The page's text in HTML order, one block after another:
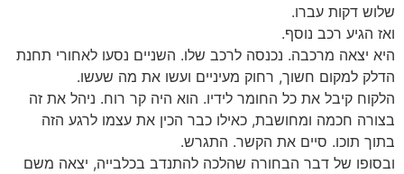
שלוש דקות עברו.
ואז הגיע רכב נוסף.
היא יצאה מרכבה. נכנסה לרכב שלו. השניים נסעו לאחורי תחנת
הדלק למקום חשוך, רחוק מעיניים ועשו את מה שעשו.
הלקוח קיבל את כל החומר לידיו. הוא היה קר רוח. ניהל את זה
בצורה חכמה ומחושבת, כאילו כבר הכין את עצמו לרגע הזה
בתוך תוכו. סיים את הקשר. התגרש.
ובסופו של דבר הבחורה שהלכה להתנדב בכלבייה, יצאה משם